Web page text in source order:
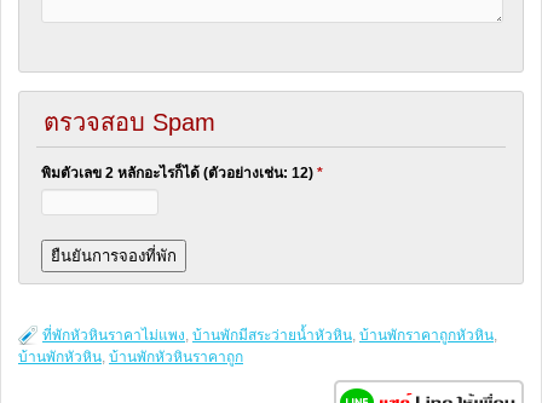
ตรวจสอบ Spam
พิมตัวเลข 2 หลักอะไรก็ได้ (ตัวอย่างเช่น: 12) *
ที่พักหัวหินราคาไม่แพง, บ้านพักมีสระว่ายน้ำหัวหิน, บ้านพักราคาถูกหัวหิน,
บ้านพักหัวหิน, บ้านพักหัวหินราคาถูก